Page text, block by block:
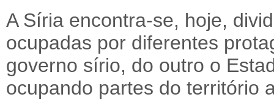
A Síria encontra-se, hoje,
ocupadas por diferentes
governo sírio, do outro o
ocupando partes do território